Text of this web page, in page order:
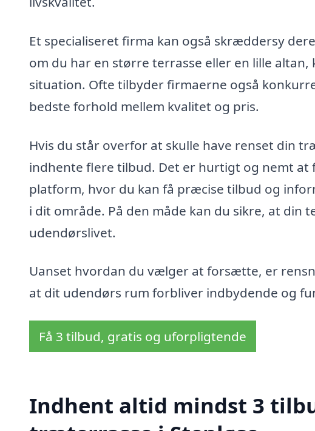
Et specialiseret firma kan også skræddersy
om du har en større terrasse eller en lille
situation. Ofte tilbyder firmaerne også
bedste forhold mellem kvalitet og pris.
Hvis du står overfor at skulle have renset din
indhente flere tilbud. Det er hurtigt og nemt at
platform, hvor du kan få præcise tilbud og
i dit område. På den måde kan du sikre, at din
udendørslivet.
Uanset hvordan du vælger at forsætte, er
at dit udendørs rum forbliver indbydende og
Få 3 tilbud, gratis og uforpligtende
Indhent altid mindst 3